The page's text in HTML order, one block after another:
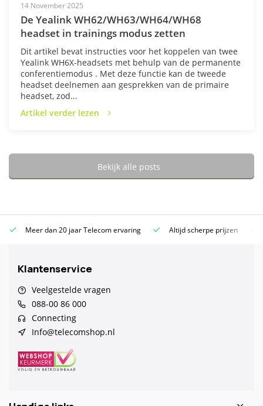
14 November 2025
De Yealink WH62/WH63/WH64/WH68
headset in trainings modus zetten
Dit artikel bevat instructies voor het koppelen van twee
Yealink WH6X-headsets met behulp van de permanente
conferentiemodus . Met deze functie kan de tweede
headset deelnemen aan gesprekken van de primaire
headset, zod...
Artikel verder lezen
Bekijk alle posts
Meer dan 20 jaar Telecom ervaring Altijd scherpe prijzen
Klantenservice
Veelgestelde vragen
088-00 86 000
Connecting
Info@telecomshop.nl